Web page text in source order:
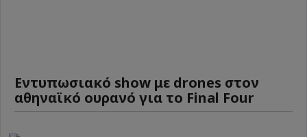
Εντυπωσιακό show με drones στον
αθηναϊκό ουρανό για το Final Four